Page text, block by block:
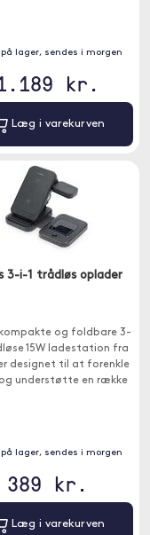
på lager, sendes i morgen
kr.
Læg i varekurven
3-i-1 trådløs oplader
kompakte og foldbare 3-
15W ladestation fra
designet til at forenkle
understøtte en række
på lager, sendes i morgen
389 kr.
Læg i varekurven